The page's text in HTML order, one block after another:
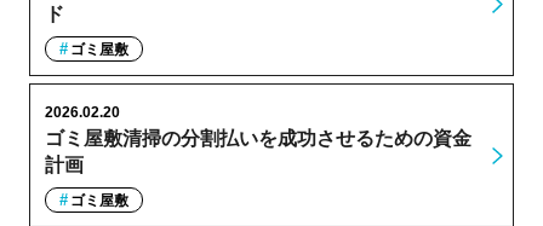
ド
ゴミ屋敷
ゴミ屋敷清掃の分割払いを成功させるための資金
計画
2026.02.20
ゴミ屋敷